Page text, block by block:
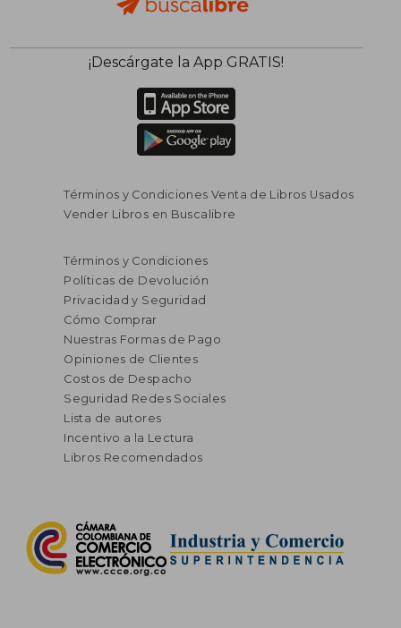
dcto. $ 102.983
¡Descárgate la App GRATIS!
Términos y Condiciones Venta de Libros Usados
Vender Libros en Buscalibre
Términos y Condiciones
Políticas de Devolución
Privacidad y Seguridad
Cómo Comprar
Nuestras Formas de Pago
Opiniones de Clientes
Costos de Despacho
Seguridad Redes Sociales
Lista de autores
Incentivo a la Lectura
Libros Recomendados